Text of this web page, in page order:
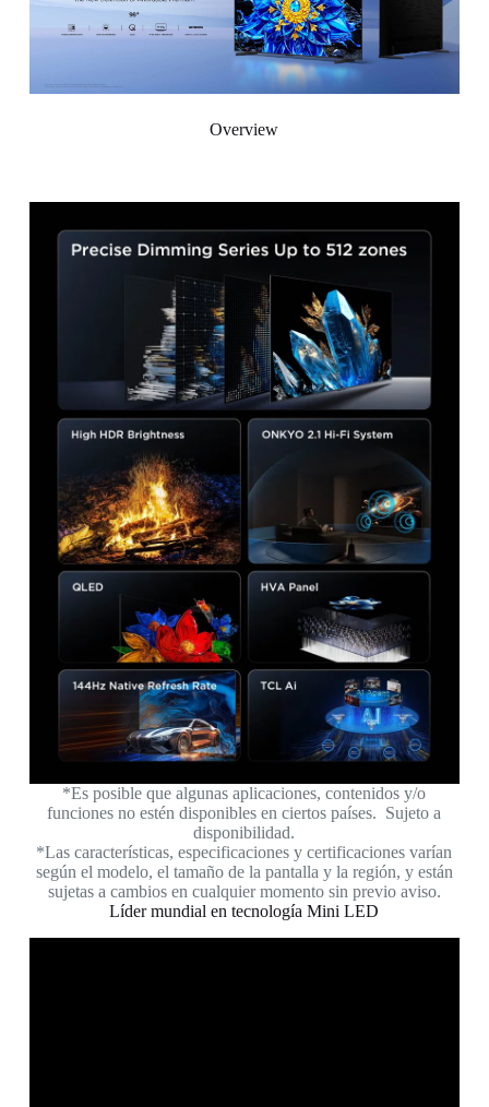
Overview
*Es posible que algunas aplicaciones, contenidos y/o
funciones no estén disponibles en ciertos países. Sujeto a
disponibilidad.
*Las características, especificaciones y certificaciones varían
según el modelo, el tamaño de la pantalla y la región, y están
sujetas a cambios en cualquier momento sin previo aviso.
Líder mundial en tecnología Mini LED